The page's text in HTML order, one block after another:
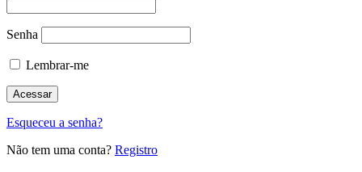
Senha
Lembrar-me
Esqueceu a senha?
Não tem uma conta? Registro